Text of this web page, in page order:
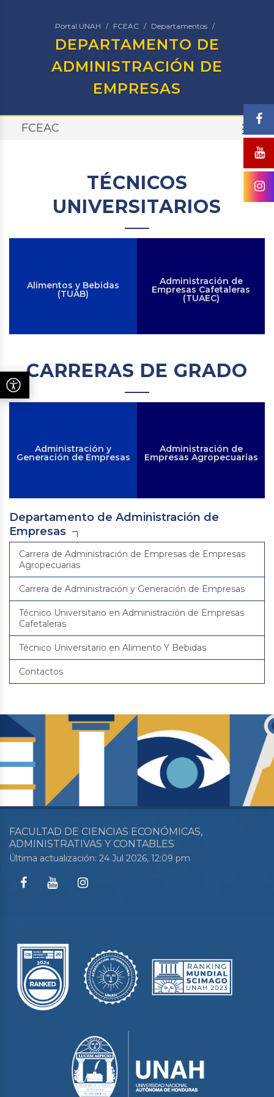
Portal UNAH FCEAC Departamentos
DEPARTAMENTO DE
ADMINISTRACIÓN DE
EMPRESAS
FCEAC
TÉCNICOS
UNIVERSITARIOS
Alimentos y Bebidas
(TUAB)
Administración de
Empresas Cafetaleras
(TUAEC)
CARRERAS DE GRADO
Administración y
Generación de Empresas
Administración de
Empresas Agropecuarias
Departamento de Administración de
Empresas
Carrera de Administración de Empresas de Empresas
Agropecuarias
Carrera de Administración y Generación de Empresas
Técnico Universitario en Administración de Empresas
Cafetaleras
Técnico Universitario en Alimento Y Bebidas
Contactos
FACULTAD DE CIENCIAS ECONÓMICAS,
ADMINISTRATIVAS Y CONTABLES
Última actualización: 24 Jul 2026, 12:09 pm